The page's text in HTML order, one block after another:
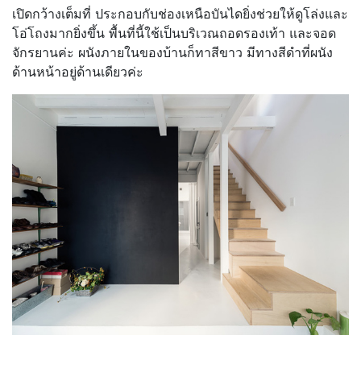
เปิดกว้างเต็มที่ ประกอบกับช่องเหนือบันไดยิ่งช่วยให้ดูโล่งและ
โอ่โถงมากยิ่งขึ้น พื้นที่นี้ใช้เป็นบริเวณถอดรองเท้า และจอด
จักรยานค่ะ ผนังภายในของบ้านก็ทาสีขาว มีทางสีดำที่ผนัง
ด้านหน้าอยู่ด้านเดียวค่ะ